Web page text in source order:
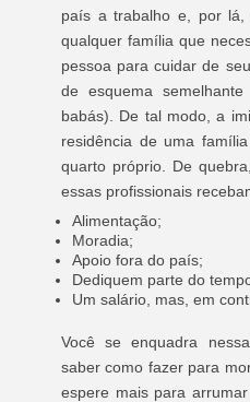
país a trabalho e, por lá,
qualquer família que
pessoa para cuidar de
de esquema
babás). De tal modo, a
residência de uma
quarto próprio. De
essas profissionais
Alimentação;
Moradia;
Apoio fora do país;
Dediquem parte do
Um salário, mas, em
Você se enquadra
saber como fazer para
espere mais para